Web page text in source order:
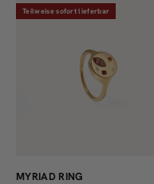
Teilweise sofort lieferbar
MYRIAD RING